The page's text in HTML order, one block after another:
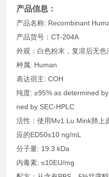
产品信息：
产品名称: Recombinant
产品货号：CT-204A
外观：白色粉末，复溶后无色
种属: Human
表达宿主: COH
纯度: ≥95% as determined
ned by SEC-HPLC
活性：使用Mv1.Lu Mink肺上
应的ED50≤10 ng/mL
分子量: 19.3 kDa
内毒素: ≤10EU/mg